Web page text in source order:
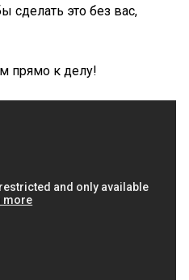
сделать это без вас,
прямо к делу!